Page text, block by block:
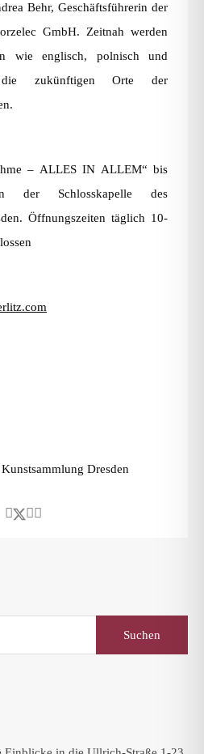
Behr, Geschäftsführerin der
GmbH. Zeitnah werden
wie englisch, polnisch und
zukünftigen Orte der
– ALLES IN ALLEM“ bis
der Schlosskapelle des
Öffnungszeiten täglich 10-
Dresden